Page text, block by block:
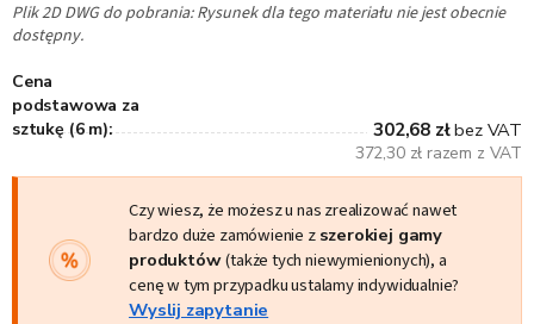
Plik 2D DWG do pobrania: Rysunek dla tego materiału nie jest obecnie
dostępny.
Cena
podstawowa za
sztukę (6 m):
302,68 złbez VAT
372,30 zł razem z VAT
Czy wiesz, że możesz u nas zrealizować nawet
bardzo duże zamówienie z szerokiej gamy
produktów(także tych niewymienionych), a
cenę w tym przypadku ustalamy indywidualnie?
Wyslij zapytanie